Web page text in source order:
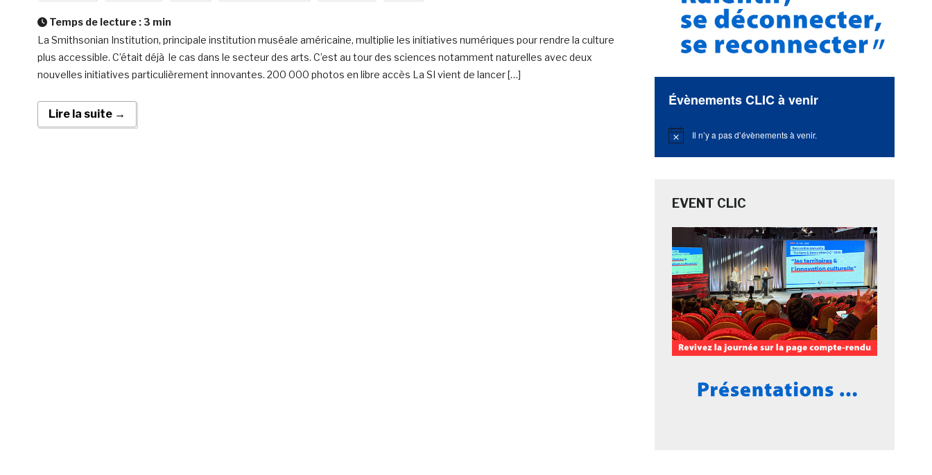
Temps de lecture : 3 min
La Smithsonian Institution, principale institution muséale américaine, multiplie les initiatives numériques pour rendre la culture
plus accessible. C’était déjà le cas dans le secteur des arts. C’est au tour des sciences notamment naturelles avec deux
nouvelles initiatives particulièrement innovantes. 200 000 photos en libre accès La SI vient de lancer […]
Lire la suite →
Évènements CLIC à venir
Notice Il n’y a pas d’évènements à venir.
EVENT CLIC